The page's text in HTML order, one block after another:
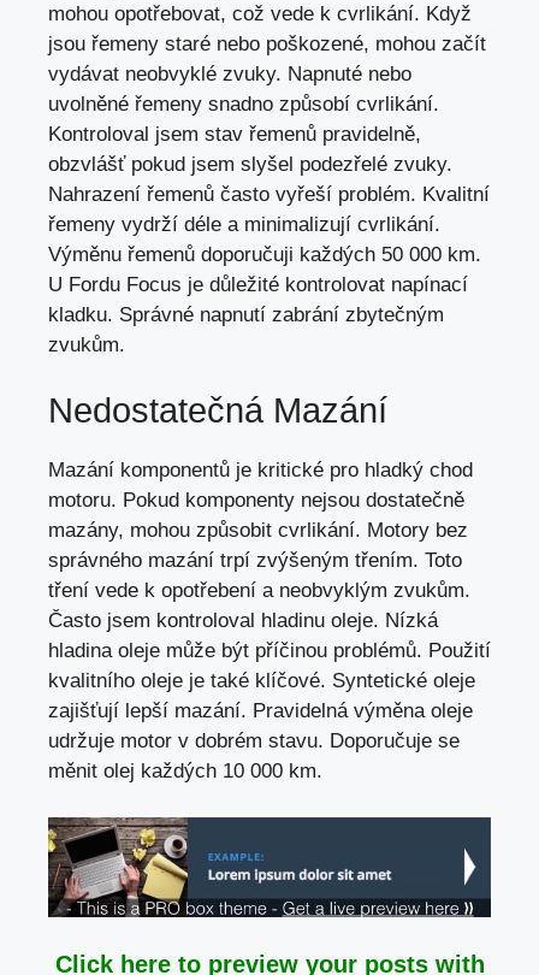
mohou opotřebovat, což vede k cvrlikání. Když
jsou řemeny staré nebo poškozené, mohou začít
vydávat neobvyklé zvuky. Napnuté nebo
uvolněné řemeny snadno způsobí cvrlikání.
Kontroloval jsem stav řemenů pravidelně,
obzvlášť pokud jsem slyšel podezřelé zvuky.
Nahrazení řemenů často vyřeší problém. Kvalitní
řemeny vydrží déle a minimalizují cvrlikání.
Výměnu řemenů doporučuji každých 50 000 km.
U Fordu Focus je důležité kontrolovat napínací
kladku. Správné napnutí zabrání zbytečným
zvukům.
Nedostatečná Mazání
Mazání komponentů je kritické pro hladký chod
motoru. Pokud komponenty nejsou dostatečně
mazány, mohou způsobit cvrlikání. Motory bez
správného mazání trpí zvýšeným třením. Toto
tření vede k opotřebení a neobvyklým zvukům.
Často jsem kontroloval hladinu oleje. Nízká
hladina oleje může být příčinou problémů. Použití
kvalitního oleje je také klíčové. Syntetické oleje
zajišťují lepší mazání. Pravidelná výměna oleje
udržuje motor v dobrém stavu. Doporučuje se
měnit olej každých 10 000 km.
Click here to preview your posts with